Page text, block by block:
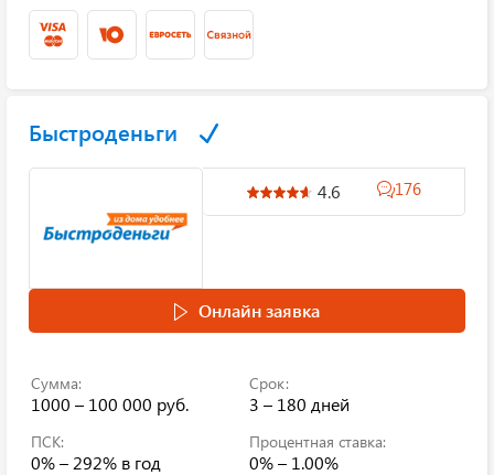
Быстроденьги
4.6 176
Онлайн заявка
Сумма:
1000 – 100 000 руб.
Срок:
3 – 180 дней
ПСК:
0% – 292% в год
Процентная ставка:
0% – 1.00%